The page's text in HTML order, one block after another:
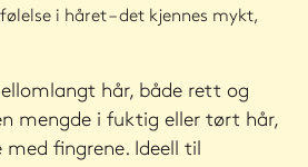
i håret – det kjennes mykt,
hår, både rett og
mengde i fuktig eller tørt hår,
fingrene. Ideell til